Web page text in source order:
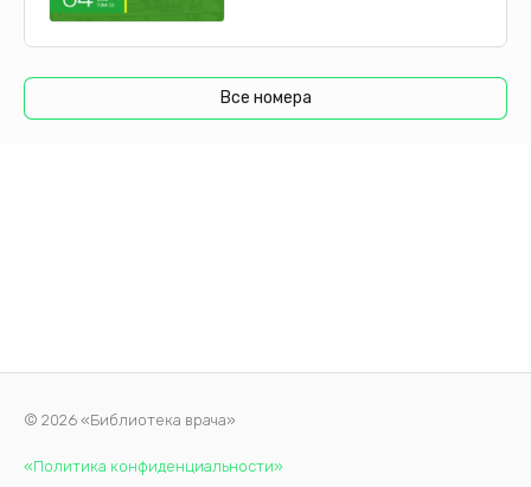
Все номера
© 2026 «Библиотека врача»
«Политика конфиденциальности»